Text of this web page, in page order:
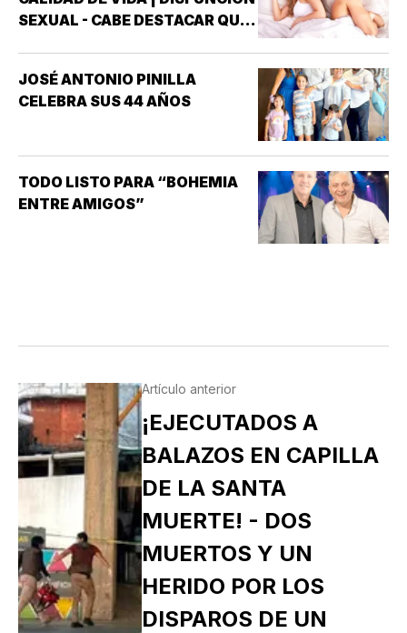
SEXUAL - CABE DESTACAR QUE
INTERÉS HA GENERADO PARA
LA INVESTIGACIÓN DE NUEVOS
(INCAPACIDAD DE ALCANZAR
Y/O MANTENER…
JOSÉ ANTONIO PINILLA
CELEBRA SUS 44 AÑOS
TODO LISTO PARA “BOHEMIA
ENTRE AMIGOS”
Artículo anterior
¡EJECUTADOS A
BALAZOS EN CAPILLA
DE LA SANTA
MUERTE! - DOS
MUERTOS Y UN
HERIDO POR LOS
DISPAROS DE UN